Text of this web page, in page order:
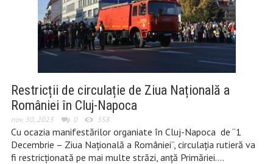
Restricții de circulație de Ziua Națională a
României în Cluj-Napoca
nov. 30, 2023 0 358
Cu ocazia manifestărilor organiate în Cluj-Napoca de “1
Decembrie – Ziua Naţională a României”, circulaţia rutieră va
fi restricționată pe mai multe străzi, anță Primăriei….